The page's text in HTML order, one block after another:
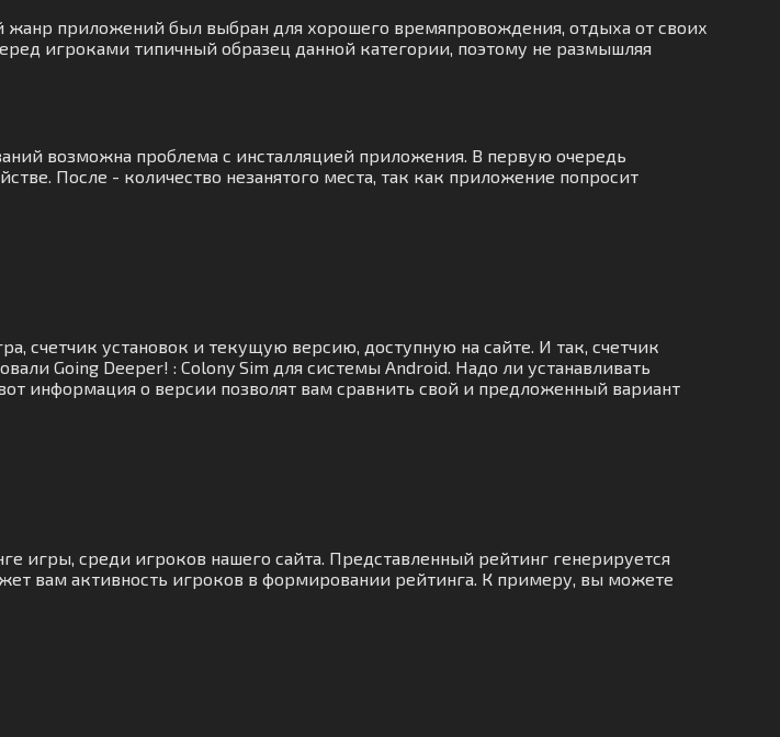
жанр приложений был выбран для хорошего времяпровождения, отдыха от своих
игроками типичный образец данной категории, поэтому не размышляя
возможна проблема с инсталляцией приложения. В первую очередь
После - количество незанятого места, так как приложение попросит
счетчик установок и текущую версию, доступную на сайте. И так, счетчик
Going Deeper! : Colony Sim для системы Android. Надо ли устанавливать
информация о версии позволят вам сравнить свой и предложенный вариант
игры, среди игроков нашего сайта. Представленный рейтинг генерируется
вам активность игроков в формировании рейтинга. К примеру, вы можете